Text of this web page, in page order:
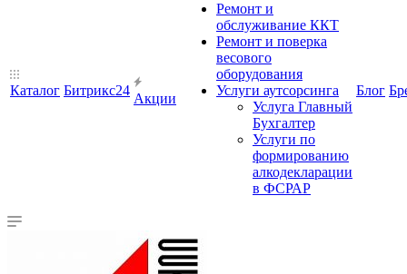
Каталог Битрикс24
Акции
Ремонт и
обслуживание ККТ
Ремонт и поверка
весового
оборудования
Услуги аутсорсинга
Услуга Главный
Бухгалтер
Услуги по
формированию
алкодекларации
в ФСРАР
Блог